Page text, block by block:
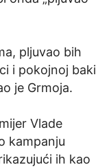
pljuvao bih
i pokojnoj baki
je Grmoja.
Vlade
kampanju
ih kao